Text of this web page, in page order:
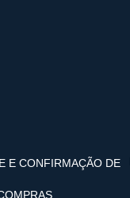
E CONFIRMAÇÃO DE